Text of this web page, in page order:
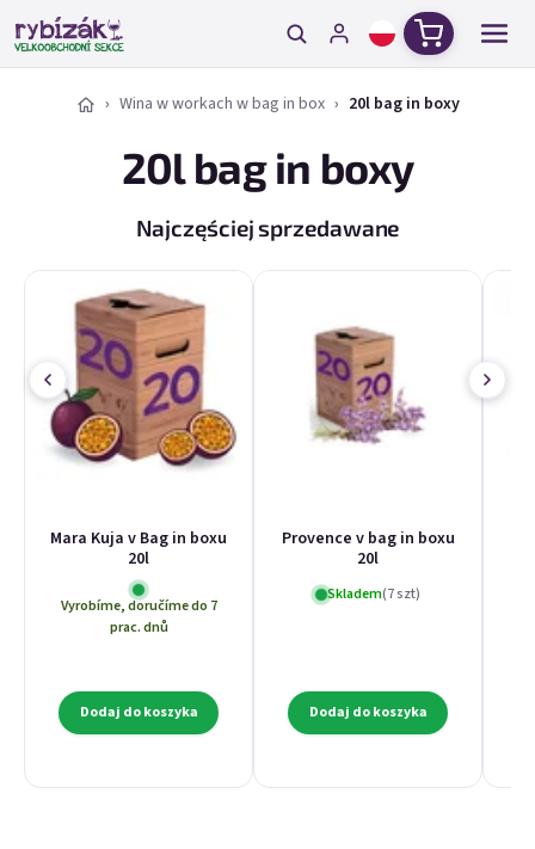
Przejść do treści
Koszyk
Wina w workach w bag in box 20l bag in boxy
20l bag in boxy
Najczęściej sprzedawane
Mara Kuja v Bag in boxu
20l
Vyrobíme, doručíme do 7
prac. dnů
Dodaj do koszyka
Provence v bag in boxu
20l
Skladem(7 szt)
Dodaj do koszyka